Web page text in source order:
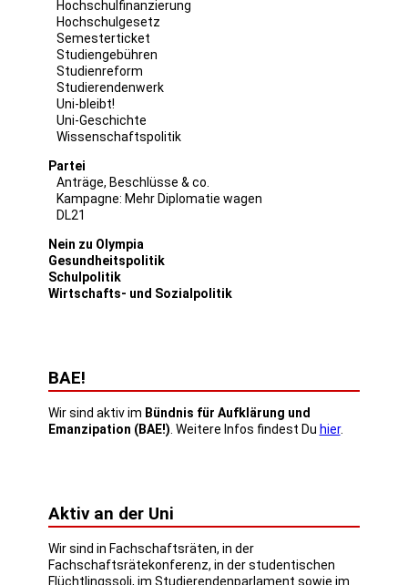
Hochschulfinanzierung
Hochschulgesetz
Semesterticket
Studiengebühren
Studienreform
Studierendenwerk
Uni-bleibt!
Uni-Geschichte
Wissenschaftspolitik
Partei
Anträge, Beschlüsse & co.
Kampagne: Mehr Diplomatie wagen
DL21
Nein zu Olympia
Gesundheitspolitik
Schulpolitik
Wirtschafts- und Sozialpolitik
BAE!
Wir sind aktiv im Bündnis für Aufklärung und
Emanzipation (BAE!) . Weitere Infos findest Du hier.
Aktiv an der Uni
Wir sind in Fachschaftsräten, in der
Fachschaftsrätekonferenz, in der studentischen
Flüchtlingssoli, im Studierendenparlament sowie im